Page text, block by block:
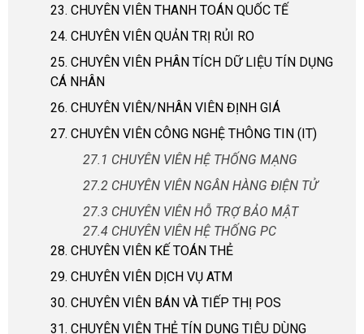
23. CHUYÊN VIÊN THANH TOÁN QUỐC TẾ
24. CHUYÊN VIÊN QUẢN TRỊ RỦI RO
25. CHUYÊN VIÊN PHÂN TÍCH DỮ LIỆU TÍN DỤNG
CÁ NHÂN
26. CHUYÊN VIÊN/NHÂN VIÊN ĐỊNH GIÁ
27. CHUYÊN VIÊN CÔNG NGHỆ THÔNG TIN (IT)
27.1 CHUYÊN VIÊN HỆ THỐNG MẠNG
27.2 CHUYÊN VIÊN NGÂN HÀNG ĐIỆN TỬ
27.3 CHUYÊN VIÊN HỖ TRỢ BẢO MẬT
27.4 CHUYÊN VIÊN HỆ THỐNG PC
28. CHUYÊN VIÊN KẾ TOÁN THẺ
29. CHUYÊN VIÊN DỊCH VỤ ATM
30. CHUYÊN VIÊN BÁN VÀ TIẾP THỊ POS
31. CHUYÊN VIÊN THẺ TÍN DỤNG TIÊU DÙNG